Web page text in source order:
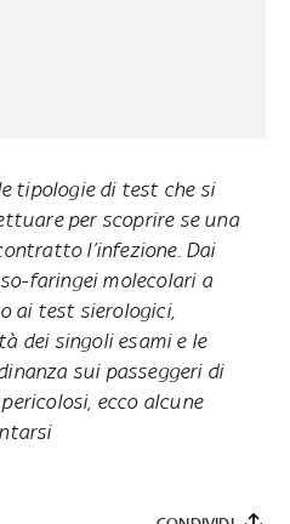
tipologie di test che si
per scoprire se una
l’infezione. Dai
faringei molecolari a
ai test sierologici,
dei singoli esami e le
sui passeggeri di
ecco alcune